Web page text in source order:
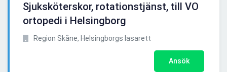
Sjuksköterskor, rotationstjänst, till VO
ortopedi i Helsingborg
Region Skåne, Helsingborgs lasarett
Ansök